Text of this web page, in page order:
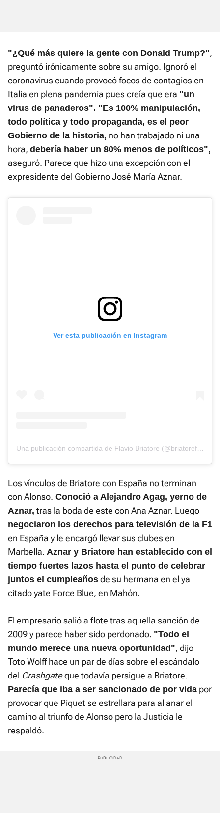
"¿Qué más quiere la gente con Donald Trump?",
preguntó irónicamente sobre su amigo. Ignoró el
coronavirus cuando provocó focos de contagios en
Italia en plena pandemia pues creía que era "un
virus de panaderos". "Es 100% manipulación,
todo política y todo propaganda, es el peor
Gobierno de la historia, no han trabajado ni una
hora, debería haber un 80% menos de políticos",
aseguró. Parece que hizo una excepción con el
expresidente del Gobierno José María Aznar.
Ver esta publicación en Instagram
Los vínculos de Briatore con España no terminan
con Alonso. Conoció a Alejandro Agag, yerno de
Aznar, tras la boda de este con Ana Aznar. Luego
negociaron los derechos para televisión de la F1
en España y le encargó llevar sus clubes en
Marbella. Aznar y Briatore han establecido con el
tiempo fuertes lazos hasta el punto de celebrar
juntos el cumpleaños de su hermana en el ya
citado yate Force Blue, en Mahón.
El empresario salió a flote tras aquella sanción de
2009 y parece haber sido perdonado. "Todo el
mundo merece una nueva oportunidad", dijo
Toto Wolff hace un par de días sobre el escándalo
del Crashgateque todavía persigue a Briatore.
Parecía que iba a ser sancionado de por vida por
provocar que Piquet se estrellara para allanar el
camino al triunfo de Alonso pero la Justicia le
respaldó.